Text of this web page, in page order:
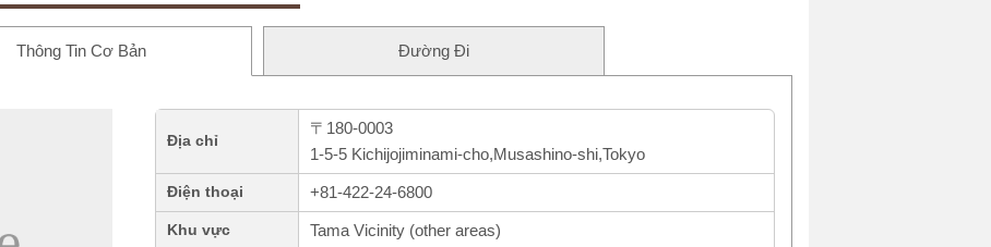
Thông Tin Cơ Bản Đường Đi
Địa chỉ
〒180-0003
1-5-5 Kichijojiminami-cho,Musashino-shi,Tokyo
Điện thoại +81-422-24-6800
Khu vực Tama Vicinity (other areas)